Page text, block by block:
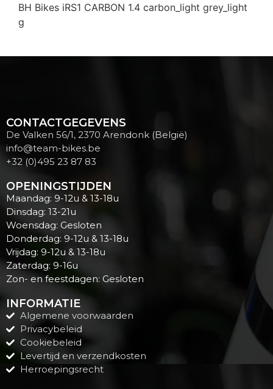
BH Bikes iRS1 CARBON 1.4 carbon_light grey_light
g
CONTACTGEGEVENS
De Valken 56/1, 2370 Arendonk (België)
info@team-bikes.be
+32 (0)495 23 87 83
OPENINGSTIJDEN
Maandag: 9-12u & 13-18u
Dinsdag: 13-21u
Woensdag: Gesloten
Donderdag: 9-12u & 13-18u
Vrijdag: 9-12u & 13-18u
Zaterdag: 9-16u
Zon- en feestdagen: Gesloten
INFORMATIE
Algemene voorwaarden
Privacybeleid
Cookiebeleid
Levertijd en verzendkosten
Herroepingsrecht